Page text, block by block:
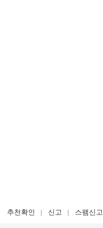
추천확인 신고 스팸신고